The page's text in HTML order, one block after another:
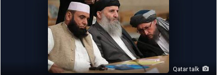
Qatar talk